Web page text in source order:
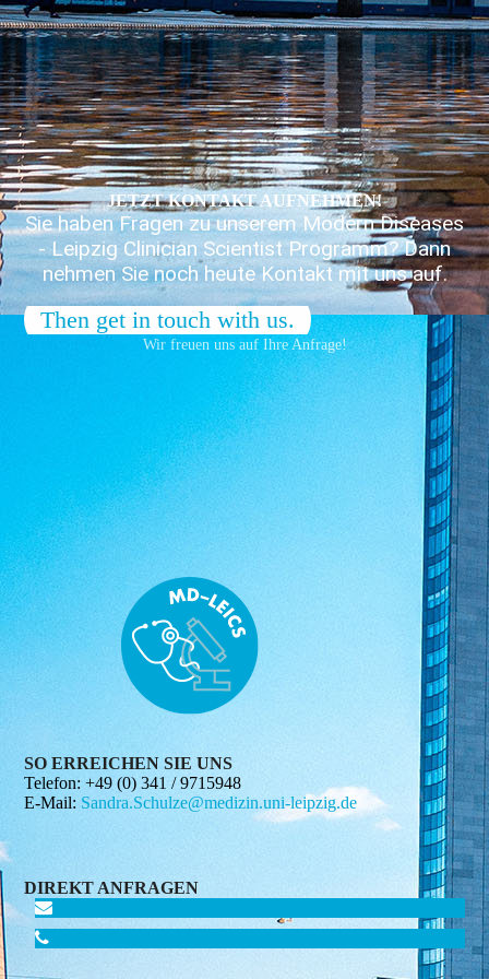
JETZT KONTAKT AUFNEHMEN!
Sie haben Fragen zu unserem Modern Diseases
- Leipzig Clinician Scientist Programm? Dann
nehmen Sie noch heute Kontakt mit uns auf.
Then get in touch with us.
Wir freuen uns auf Ihre Anfrage!
SO ERREICHEN SIE UNS
Telefon: +49 (0) 341 / 9715948
E-Mail: Sandra.Schulze@medizin.uni-leipzig.de
DIREKT ANFRAGEN